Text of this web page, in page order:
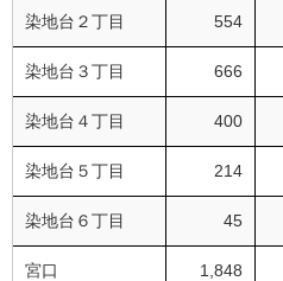
染地台２丁目 554
染地台３丁目 666
染地台４丁目 400
染地台５丁目 214
染地台６丁目 45
宮口 1,848